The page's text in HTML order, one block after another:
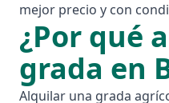
mejor precio y con
¿Por qué
grada en
Alquilar una grada